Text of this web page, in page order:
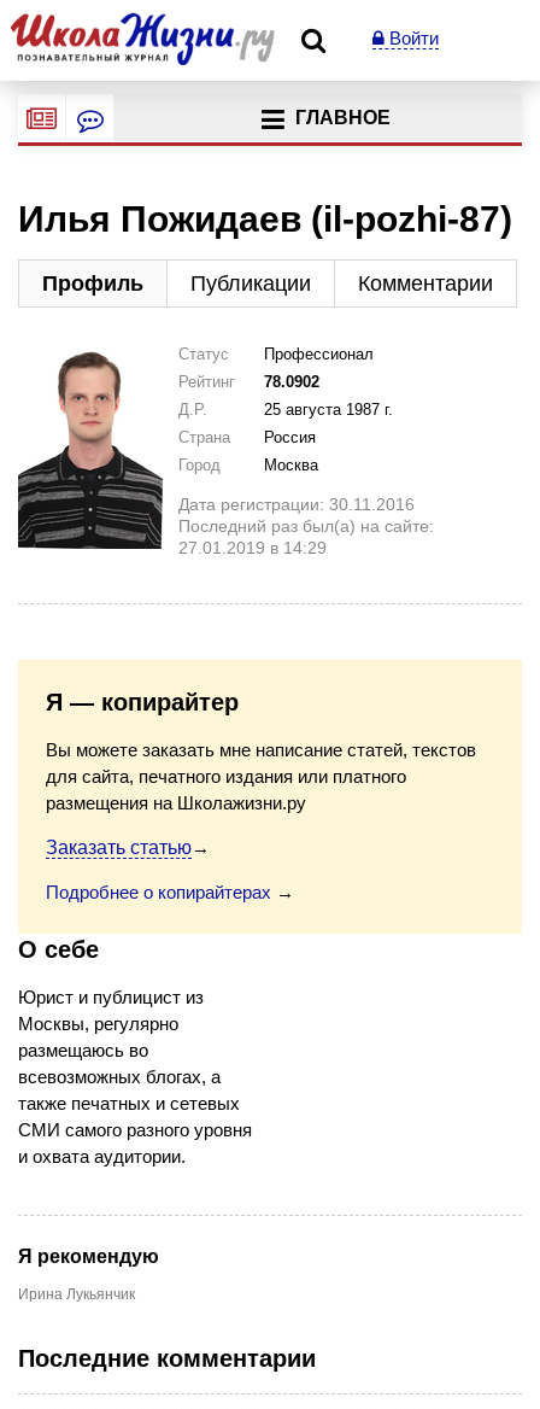
Войти
ГЛАВНОЕ
Илья Пожидаев (il-pozhi-87)
Профиль Публикации Комментарии
Статус
Профессионал
Рейтинг
78.0902
Д.Р.
25 августа 1987 г.
Страна
Россия
Город
Москва
Дата регистрации: 30.11.2016
Последний раз был(а) на сайте:
27.01.2019 в 14:29
Я — копирайтер
Вы можете заказать мне написание статей, текстов
для сайта, печатного издания или платного
размещения на Школажизни.ру
Заказать статью→
Подробнее о копирайтерах →
О себе
Юрист и публицист из
Москвы, регулярно
размещаюсь во
всевозможных блогах, а
также печатных и сетевых
СМИ самого разного уровня
и охвата аудитории.
Я рекомендую
Ирина Лукьянчик
Последние комментарии